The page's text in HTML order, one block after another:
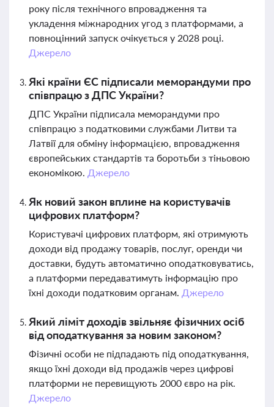
року після технічного впровадження та
укладення міжнародних угод з платформами, а
повноцінний запуск очікується у 2028 році.
Джерело
Які країни ЄС підписали меморандуми про
співпрацю з ДПС України?
ДПС України підписала меморандуми про
співпрацю з податковими службами Литви та
Латвії для обміну інформацією, впровадження
європейських стандартів та боротьби з тіньовою
економікою. Джерело
Як новий закон вплине на користувачів
цифрових платформ?
Користувачі цифрових платформ, які отримують
доходи від продажу товарів, послуг, оренди чи
доставки, будуть автоматично оподатковуватись,
а платформи передаватимуть інформацію про
їхні доходи податковим органам. Джерело
Який ліміт доходів звільняє фізичних осіб
від оподаткування за новим законом?
Фізичні особи не підпадають під оподаткування,
якщо їхні доходи від продажів через цифрові
платформи не перевищують 2000 євро на рік.
Джерело